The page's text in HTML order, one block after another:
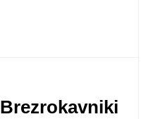
Brezrokavniki